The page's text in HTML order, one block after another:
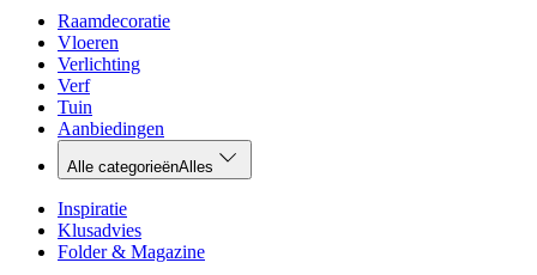
Raamdecoratie
Vloeren
Verlichting
Verf
Tuin
Aanbiedingen
Alle categorieënAlles
Inspiratie
Klusadvies
Folder & Magazine